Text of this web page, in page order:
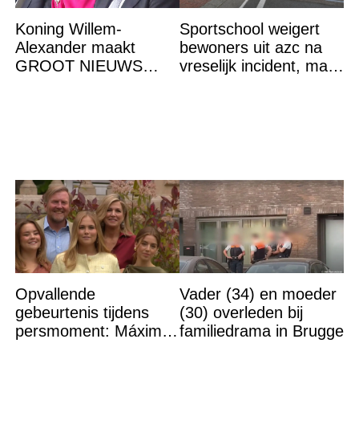
Koning Willem-
Alexander maakt
GROOT NIEUWS
Sportschool weigert
bewoners uit azc na
vreselijk incident, maar
Opvallende
gebeurtenis tijdens
persmoment: Máxima
Vader (34) en moeder
(30) overleden bij
familiedrama in Brugge